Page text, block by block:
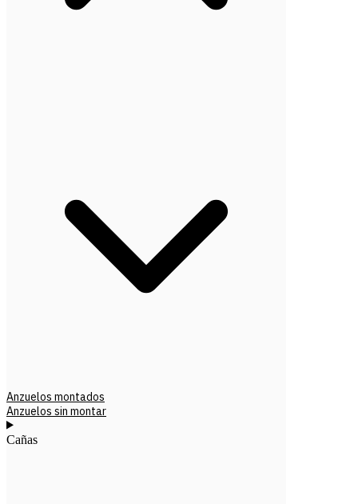
Anzuelos montados
Anzuelos sin montar
Cañas